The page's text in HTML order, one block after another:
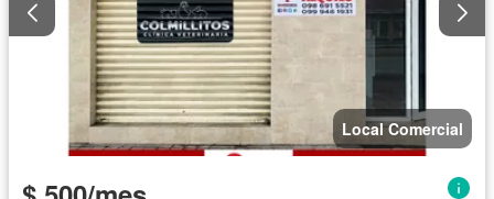
Local Comercial